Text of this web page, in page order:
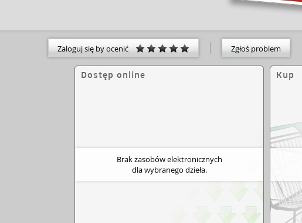
ojca, innym otworzy oczy, jeszcze innych wesprze na
zastąpić bajkę na dobranoc i cały zestaw poradników
Krystian Hanke, autor projektuZaloguj się by ocenić Zgłoś problem
Dostęp online
Brak zasobów elektronicznych
dla wybranego dzieła.
Kup